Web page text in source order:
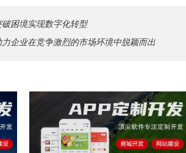
困境实现数字化转型
企业在竞争激烈的市场环境中脱颖而出